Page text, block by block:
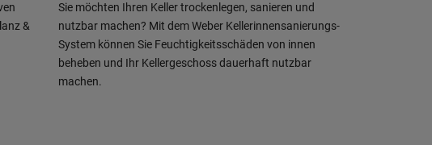
&
Sie möchten Ihren Keller trockenlegen, sanieren und
nutzbar machen? Mit dem Weber Kellerinnensanierungs-
System können Sie Feuchtigkeitsschäden von innen
beheben und Ihr Kellergeschoss dauerhaft nutzbar
machen.